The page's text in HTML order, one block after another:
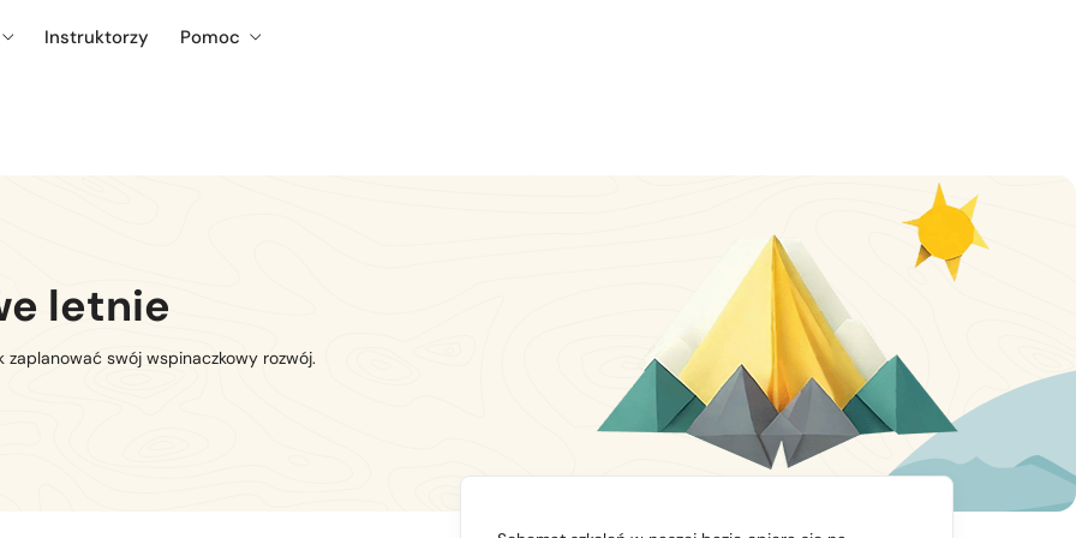
Instruktorzy Pomoc
letnie
swój wspinaczkowy rozwój.